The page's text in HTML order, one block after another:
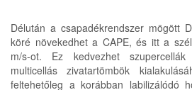
Délután a csapadékrendszer mögött
köré növekedhet a CAPE, és itt a
m/s-ot. Ez kedvezhet
multicellás zivatartömbök
feltehetőleg a korábban labilizálódó